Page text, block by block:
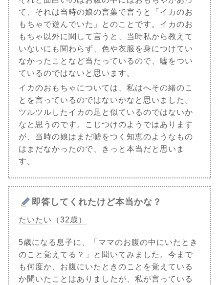
て、それは当時の娘の言葉で言うと「イカのお
もちゃで遊んでいた」とのことです。イカのお
もちゃ以外に関して言うと、当時私から教えて
いないにも関わらず、色や衣服を身につけてい
なかったことなど当たっているので、嘘をつい
ているのではないと思います。
イカのおもちゃについては、私はへその緒のこ
とを言っているのではないかなと思いました。
ツルツルしたイカの足と似ているのではないか
なと思うのです。こじつけのようではあります
が、当時の娘はまだ嘘をつく知恵のようなもの
はまだなかったので、きっと本当だと思いま
す。
即答してくれたけど本当かな？
たいたい（32歳）
5歳になる息子に、「ママのお腹の中にいたとき
のこと覚えてる？」と聞いてみました。今まで
も何度か、お腹にいたときのことを覚えている
か聞いたことはありましたが、私が言っている